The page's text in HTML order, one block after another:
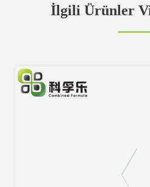
İlgili Ürünler